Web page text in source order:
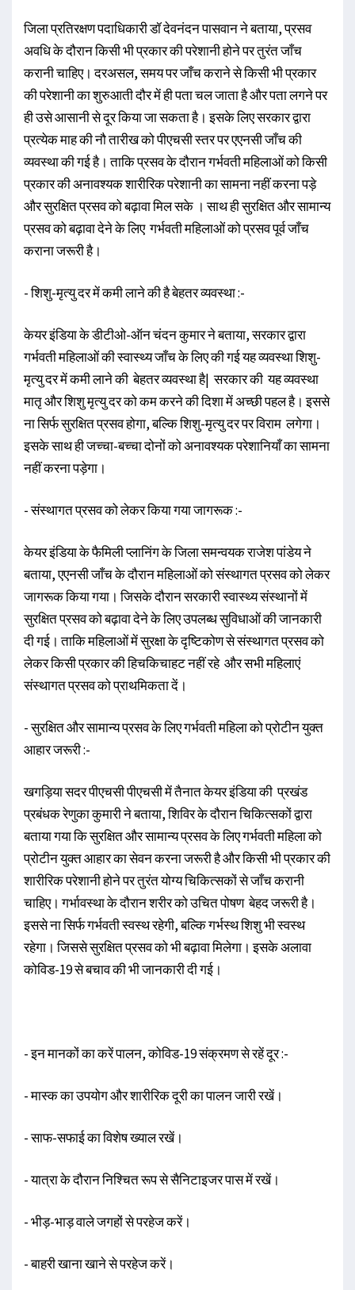
जिला प्रतिरक्षण पदाधिकारी डॉ देवनंदन पासवान ने बताया, प्रसव
अवधि के दौरान किसी भी प्रकार की परेशानी होने पर तुरंत जाँच
करानी चाहिए। दरअसल, समय पर जाँच कराने से किसी भी प्रकार
की परेशानी का शुरुआती दौर में ही पता चल जाता है और पता लगने पर
ही उसे आसानी से दूर किया जा सकता है। इसके लिए सरकार द्वारा
प्रत्येक माह की नौ तारीख को पीएचसी स्तर पर एएनसी जाँच की
व्यवस्था की गई है। ताकि प्रसव के दौरान गर्भवती महिलाओं को किसी
प्रकार की अनावश्यक शारीरिक परेशानी का सामना नहीं करना पड़े
और सुरक्षित प्रसव को बढ़ावा मिल सके । साथ ही सुरक्षित और सामान्य
प्रसव को बढ़ावा देने के लिए गर्भवती महिलाओं को प्रसव पूर्व जाँच
कराना जरूरी है।
- शिशु-मृत्यु दर में कमी लाने की है बेहतर व्यवस्था :-
केयर इंडिया के डीटीओ-ऑन चंदन कुमार ने बताया, सरकार द्वारा
गर्भवती महिलाओं की स्वास्थ्य जाँच के लिए की गई यह व्यवस्था शिशु-
मृत्यु दर में कमी लाने की बेहतर व्यवस्था है| सरकार की यह व्यवस्था
मातृ और शिशु मृत्यु दर को कम करने की दिशा में अच्छी पहल है। इससे
ना सिर्फ सुरक्षित प्रसव होगा, बल्कि शिशु-मृत्यु दर पर विराम लगेगा।
इसके साथ ही जच्चा-बच्चा दोनों को अनावश्यक परेशानियाँ का सामना
नहीं करना पड़ेगा।
- संस्थागत प्रसव को लेकर किया गया जागरूक :-
केयर इंडिया के फैमिली प्लानिंग के जिला समन्वयक राजेश पांडेय ने
बताया, एएनसी जाँच के दौरान महिलाओं को संस्थागत प्रसव को लेकर
जागरूक किया गया। जिसके दौरान सरकारी स्वास्थ्य संस्थानों में
सुरक्षित प्रसव को बढ़ावा देने के लिए उपलब्ध सुविधाओं की जानकारी
दी गई। ताकि महिलाओं में सुरक्षा के दृष्टिकोण से संस्थागत प्रसव को
लेकर किसी प्रकार की हिचकिचाहट नहीं रहे और सभी महिलाएं
संस्थागत प्रसव को प्राथमिकता दें।
- सुरक्षित और सामान्य प्रसव के लिए गर्भवती महिला को प्रोटीन युक्त
आहार जरूरी :-
खगड़िया सदर पीएचसी पीएचसी में तैनात केयर इंडिया की प्रखंड
प्रबंधक रेणुका कुमारी ने बताया, शिविर के दौरान चिकित्सकों द्वारा
बताया गया कि सुरक्षित और सामान्य प्रसव के लिए गर्भवती महिला को
प्रोटीन युक्त आहार का सेवन करना जरूरी है और किसी भी प्रकार की
शारीरिक परेशानी होने पर तुरंत योग्य चिकित्सकों से जाँच करानी
चाहिए। गर्भावस्था के दौरान शरीर को उचित पोषण बेहद जरूरी है।
इससे ना सिर्फ गर्भवती स्वस्थ रहेगी, बल्कि गर्भस्थ शिशु भी स्वस्थ
रहेगा। जिससे सुरक्षित प्रसव को भी बढ़ावा मिलेगा। इसके अलावा
कोविड-19 से बचाव की भी जानकारी दी गई।
- इन मानकों का करें पालन, कोविड-19 संक्रमण से रहें दूर :-
- मास्क का उपयोग और शारीरिक दूरी का पालन जारी रखें।
- साफ-सफाई का विशेष ख्याल रखें।
- यात्रा के दौरान निश्चित रूप से सैनिटाइजर पास में रखें।
- भीड़-भाड़ वाले जगहों से परहेज करें।
- बाहरी खाना खाने से परहेज करें।